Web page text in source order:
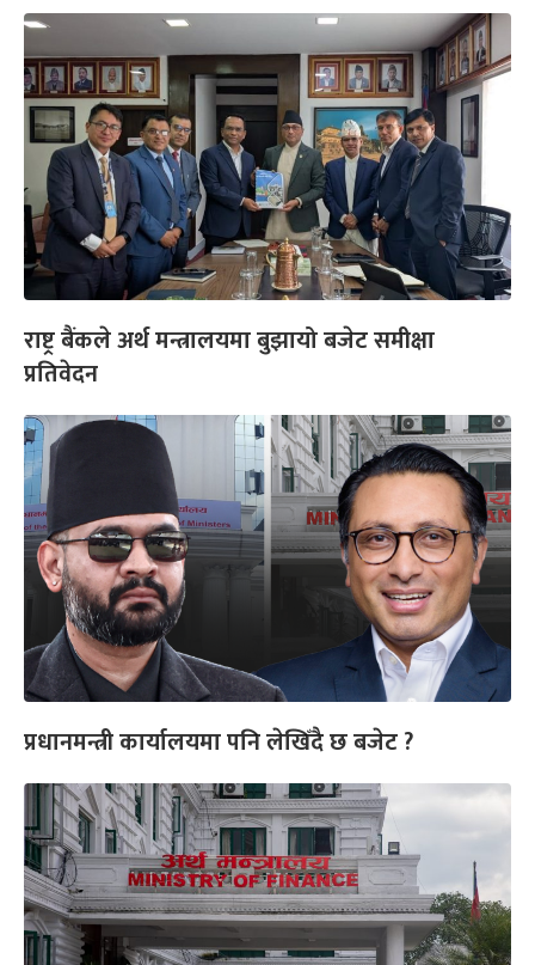
राष्ट्र बैंकले अर्थ मन्त्रालयमा बुझायो बजेट समीक्षा
प्रतिवेदन
प्रधानमन्त्री कार्यालयमा पनि लेखिँदै छ बजेट ?